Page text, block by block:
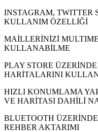
INSTAGRAM, TWITTER
KULLANIM ÖZELLİĞİ
MAİLLERİNİZİ
KULLANABİLME
PLAY STORE
HARİTALARINI
HIZLI KONUMLAMA
VE HARİTASI DAHİLİ
BLUETOOTH
REHBER AKTARIMI